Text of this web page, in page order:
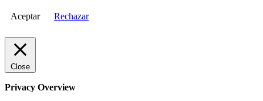
Aceptar Rechazar
Close
Privacy Overview